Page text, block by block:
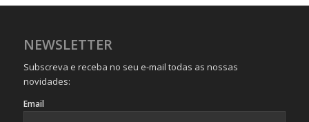
NEWSLETTER
Subscreva e receba no seu e-mail todas as nossas
novidades:
Email